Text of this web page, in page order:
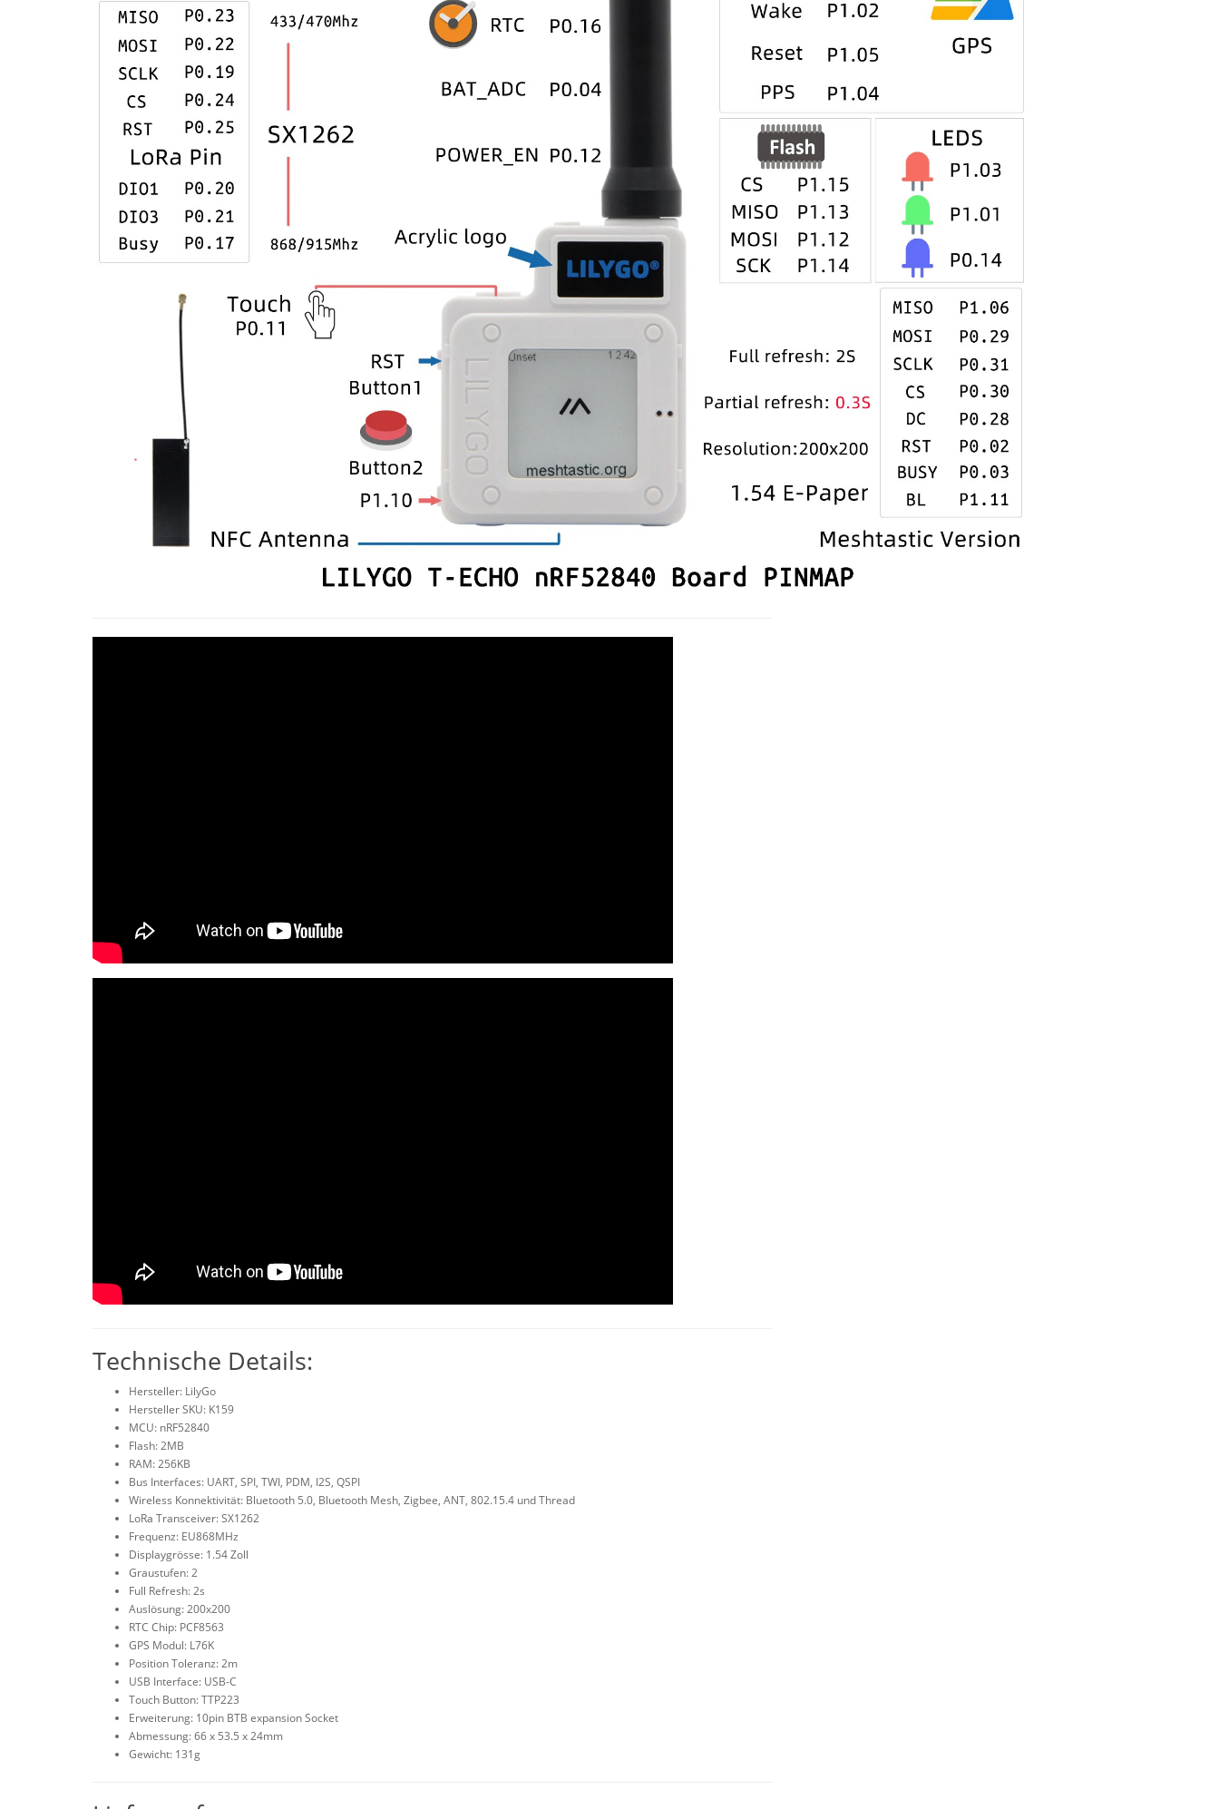
Technische Details:
Hersteller: LilyGo
Hersteller SKU: K159
MCU: nRF52840
Flash: 2MB
RAM: 256KB
Bus Interfaces: UART, SPI, TWI, PDM, I2S, QSPI
Wireless Konnektivität: Bluetooth 5.0, Bluetooth Mesh, Zigbee, ANT, 802.15.4 und Thread
LoRa Transceiver: SX1262
Frequenz: EU868MHz
Displaygrösse: 1.54 Zoll
Graustufen: 2
Full Refresh: 2s
Auslösung: 200x200
RTC Chip: PCF8563
GPS Modul: L76K
Position Toleranz: 2m
USB Interface: USB-C
Touch Button: TTP223
Erweiterung: 10pin BTB expansion Socket
Abmessung: 66 x 53.5 x 24mm
Gewicht: 131g